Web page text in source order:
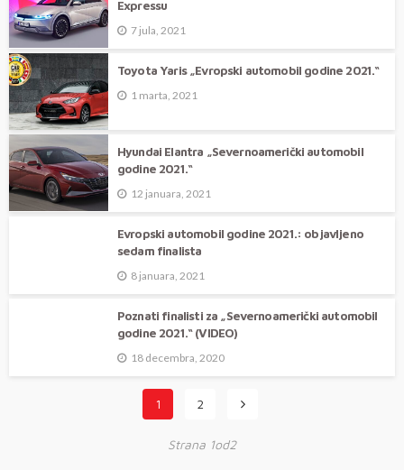
Expressu
7 jula, 2021
Toyota Yaris „Evropski automobil godine 2021.“
1 marta, 2021
Hyundai Elantra „Severnoamerički automobil
godine 2021.“
12 januara, 2021
Evropski automobil godine 2021.: objavljeno
sedam finalista
8 januara, 2021
Poznati finalisti za „Severnoamerički automobil
godine 2021.“ (VIDEO)
18 decembra, 2020
1 2
Strana 1od2